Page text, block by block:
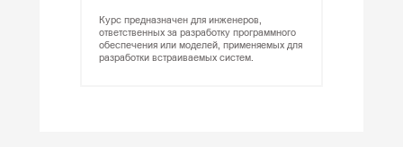
Курс предназначен для инженеров,
ответственных за разработку программного
обеспечения или моделей, применяемых для
разработки встраиваемых систем.